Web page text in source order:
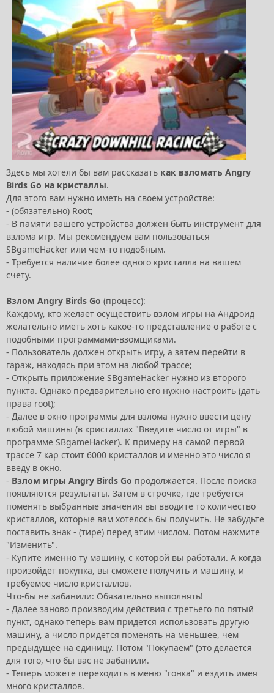
Здесь мы хотели бы вам рассказать как взломать Angry
Birds Go на кристаллы.
Для этого вам нужно иметь на своем устройстве:
- (обязательно) Root;
- В памяти вашего устройства должен быть инструмент для
взлома игр. Мы рекомендуем вам пользоваться
SBgameHacker или чем-то подобным.
- Требуется наличие более одного кристалла на вашем
счету.
Взлом Angry Birds Go (процесс):
Каждому, кто желает осуществить взлом игры на Андроид
желательно иметь хоть какое-то представление о работе с
подобными программами-взомщиками.
- Пользователь должен открыть игру, а затем перейти в
гараж, находясь при этом на любой трассе;
- Открыть приложение SBgameHacker нужно из второго
пункта. Однако предварительно его нужно настроить (дать
права root);
- Далее в окно программы для взлома нужно ввести цену
любой машины (в кристаллах "Введите число от игры" в
программе SBgameHacker). К примеру на самой первой
трассе 7 кар стоит 6000 кристаллов и именно это число я
введу в окно.
- Взлом игры Angry Birds Go продолжается. После поиска
появляются результаты. Затем в строчке, где требуется
поменять выбранные значения вы вводите то количество
кристаллов, которые вам хотелось бы получить. Не забудьте
поставить знак - (тире) перед этим числом. Потом нажмите
"Изменить".
- Купите именно ту машину, с которой вы работали. А когда
произойдет покупка, вы сможете получить и машину, и
требуемое число кристаллов.
Что-бы не забанили: Обязательно выполнять!
- Далее заново производим действия с третьего по пятый
пункт, однако теперь вам придется использовать другую
машину, а число придется поменять на меньшее, чем
предыдущее на единицу. Потом "Покупаем" (это делается
для того, что бы вас не забанили.
- Теперь можете переходить в меню "гонка" и ездить имея
много кристаллов.